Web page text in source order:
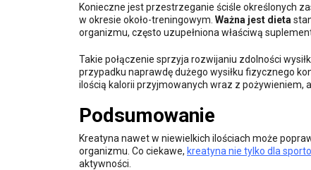
Konieczne jest przestrzeganie ściśle określonych
w okresie około-treningowym. Ważna jest dieta
organizmu, często uzupełniona właściwą
Takie połączenie sprzyja rozwijaniu zdolności
przypadku naprawdę dużego wysiłku fizycznego
ilością kalorii przyjmowanych wraz z pożywieniem,
Podsumowanie
Kreatyna nawet w niewielkich ilościach może
organizmu. Co ciekawe, kreatyna nie tylko dla
aktywności.